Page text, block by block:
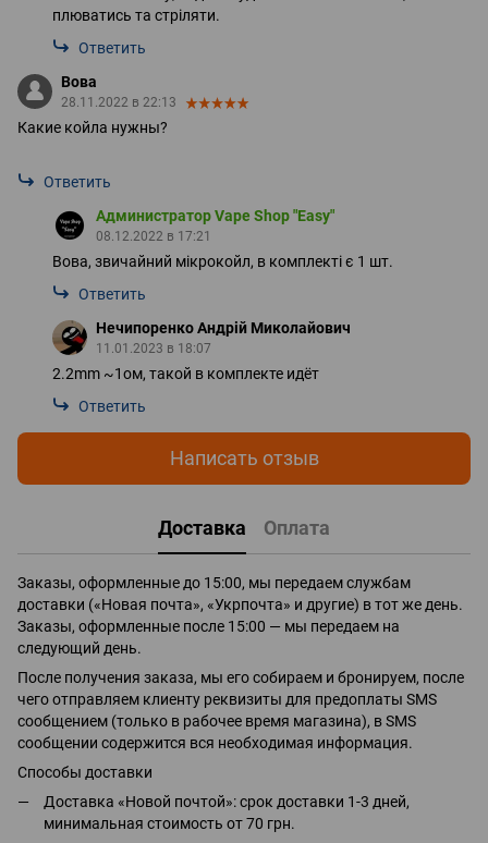
плюватись та стріляти.
Ответить
Вова
28.11.2022 в 22:13
Какие койла нужны?
Ответить
Администратор Vape Shop "Easy"
08.12.2022 в 17:21
Вова, звичайний мікрокойл, в комплекті є 1 шт.
Ответить
Нечипоренко Андрій Миколайович
11.01.2023 в 18:07
2.2mm ~1ом, такой в комплекте идёт
Ответить
Написать отзыв
Доставка Оплата
Заказы, оформленные до 15:00, мы передаем службам
доставки («Новая почта», «Укрпочта» и другие) в тот же день.
Заказы, оформленные после 15:00 — мы передаем на
следующий день.
После получения заказа, мы его собираем и бронируем, после
чего отправляем клиенту реквизиты для предоплаты SMS
сообщением (только в рабочее время магазина), в SMS
сообщении содержится вся необходимая информация.
Способы доставки
Доставка «Новой почтой»: срок доставки 1-3 дней,
минимальная стоимость от 70 грн.